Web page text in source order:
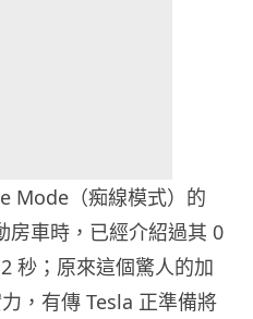
Mode（痴線模式）的
房車時，已經介紹過其 0
秒；原來這個驚人的加
，有傳 Tesla 正準備將